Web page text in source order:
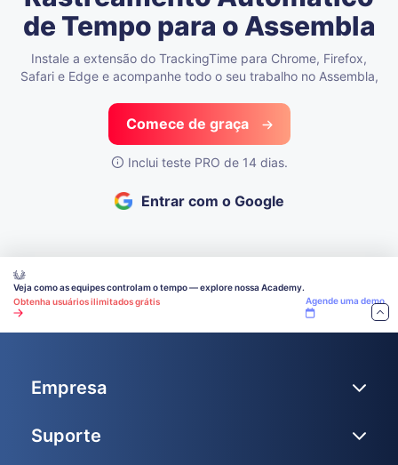
de Tempo para o Assembla
Instale a extensão do TrackingTime para Chrome, Firefox,
Safari e Edgee acompanhe todo o seu trabalho no Assembla,
Comece de graça
Inclui teste PRO de 14 dias.
Entrar com o Google
Veja como as equipes controlam o tempo — explore nossa Academy.
Obtenha usuários ilimitados grátis
Agende uma demo
Empresa
Suporte